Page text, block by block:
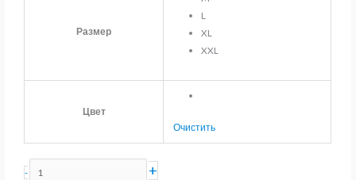
Размер
L
XL
XXL
Цвет
Очистить
- +